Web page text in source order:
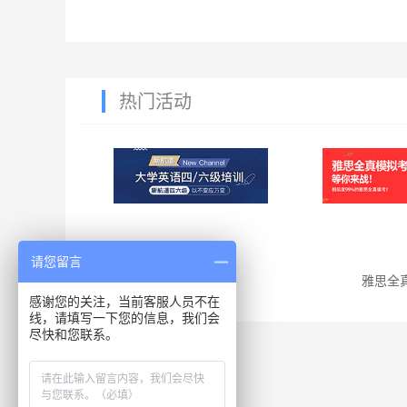
热门活动
四六级 雅思全
请您留言
感谢您的关注，当前客服人员不在
线，请填写一下您的信息，我们会
尽快和您联系。